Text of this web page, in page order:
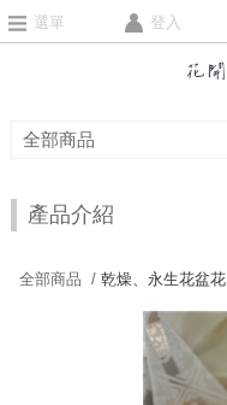
選單 登入
全部商品
產品介紹
全部商品 /乾燥、永生花盆花